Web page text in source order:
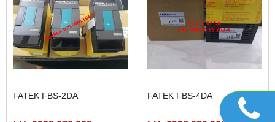
FATEK FBS-2DA FATEK FBS-4DA